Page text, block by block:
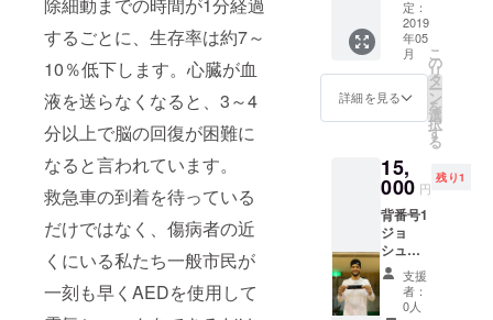
するごとに、生存率は約7～
10％低下します。心臓が血
液を送らなくなると、3～4
分以上で脳の回復が困難に
なると言われています。
救急車の到着を待っている
だけではなく、傷病者の近
くにいる私たち一般市民が
一刻も早くAEDを使用して
ン色紙
定：
2019
年05
月
詳細を見る
こ
の
リ
タ
ー
ン
を
選
択
す
る
15,
000 円
残り1
背番号1
ジョ
シュ・
ダンカ
ン 選手
ヘアバ
支援
者：
0人